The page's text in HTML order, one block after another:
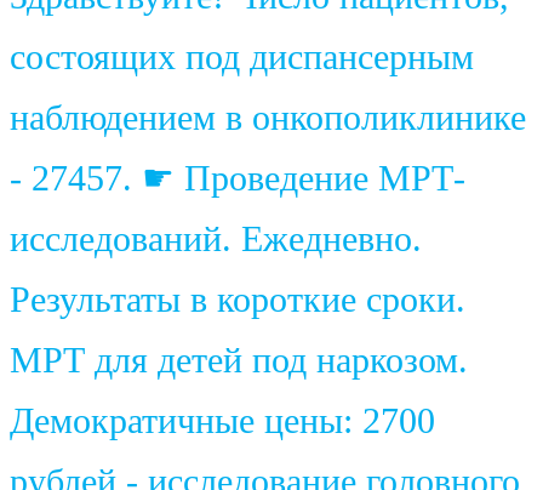
состоящих под диспансерным
наблюдением в онкополиклинике
- 27457. ☛ Проведение МРТ-
исследований. Ежедневно.
Результаты в короткие сроки.
МРТ для детей под наркозом.
Демократичные цены: 2700
рублей - исследование головного